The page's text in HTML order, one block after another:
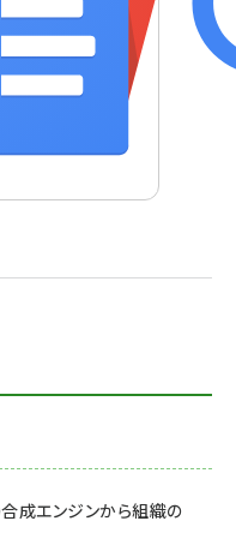
成エンジンから組織の